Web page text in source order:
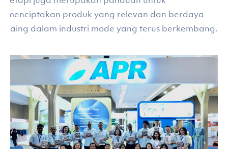
menciptakan produk yang relevan dan berdaya
saing dalam industri mode yang terus berkembang.